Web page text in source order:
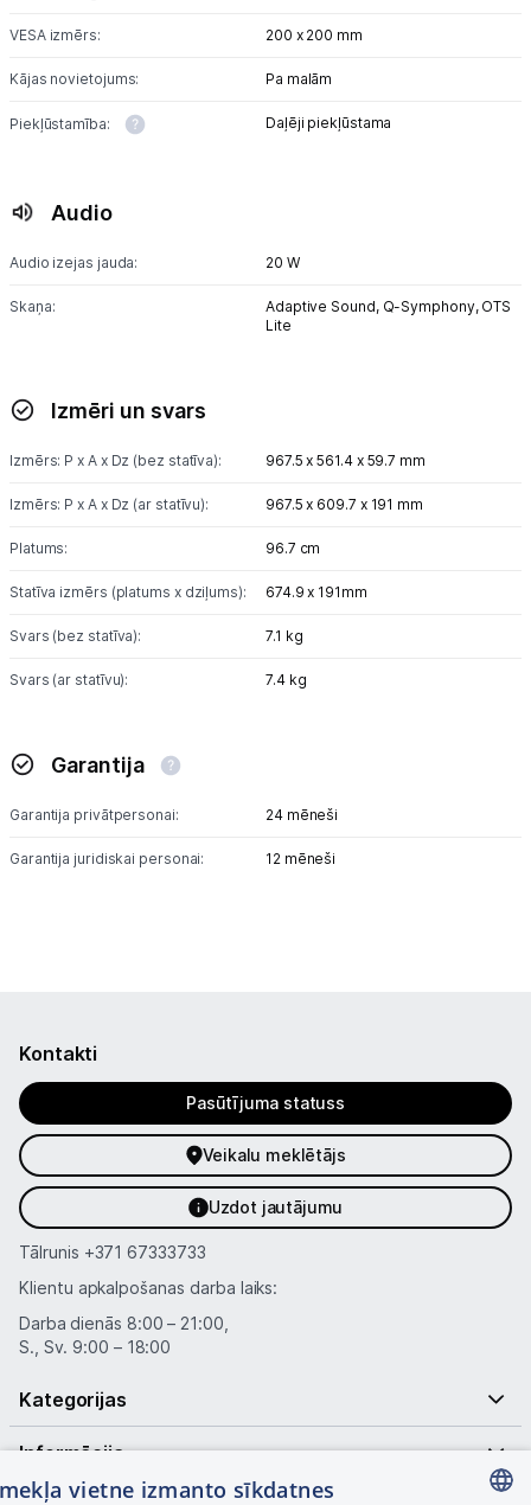
VESA izmērs: 200 x 200 mm
Kājas novietojums: Pa malām
Piekļūstamība: Daļēji piekļūstama
Audio
Audio izejas jauda: 20 W
Skaņa: Adaptive Sound, Q-Symphony, OTS
Lite
Izmēri un svars
Izmērs: P x A x Dz (bez statīva): 967.5 x 561.4 x 59.7 mm
Izmērs: P x A x Dz (ar statīvu): 967.5 x 609.7 x 191 mm
Platums: 96.7 cm
Statīva izmērs (platums x dziļums): 674.9 x 191mm
Svars (bez statīva): 7.1 kg
Svars (ar statīvu): 7.4 kg
Garantija
Garantija privātpersonai: 24 mēneši
Garantija juridiskai personai: 12 mēneši
Kontakti
Pasūtījuma statuss
Veikalu meklētājs
Uzdot jautājumu
Tālrunis +371 67333733
Klientu apkalpošanas darba laiks:
Darba dienās 8:00 – 21:00,
S., Sv. 9:00 – 18:00
Kategorijas
Informācija
vietne izmanto sīkdatnes